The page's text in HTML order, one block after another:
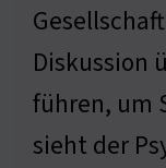
Diskussion
führen, um
sieht der